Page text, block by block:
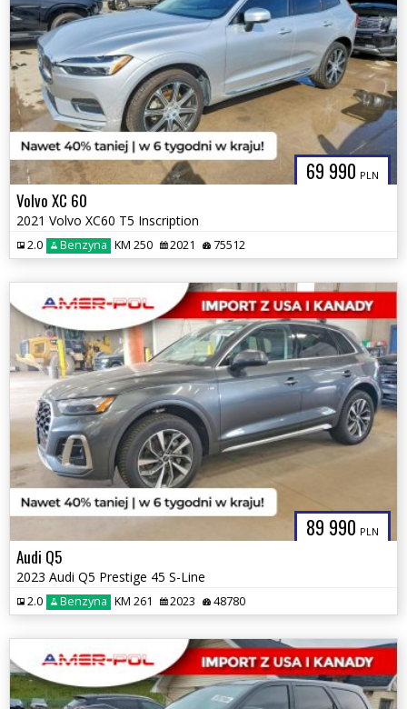
69 990 PLN
Volvo XC 60
2021 Volvo XC60 T5 Inscription
2.0 Benzyna KM 250 2021 75512
89 990 PLN
Audi Q5
2023 Audi Q5 Prestige 45 S-Line
2.0 Benzyna KM 261 2023 48780